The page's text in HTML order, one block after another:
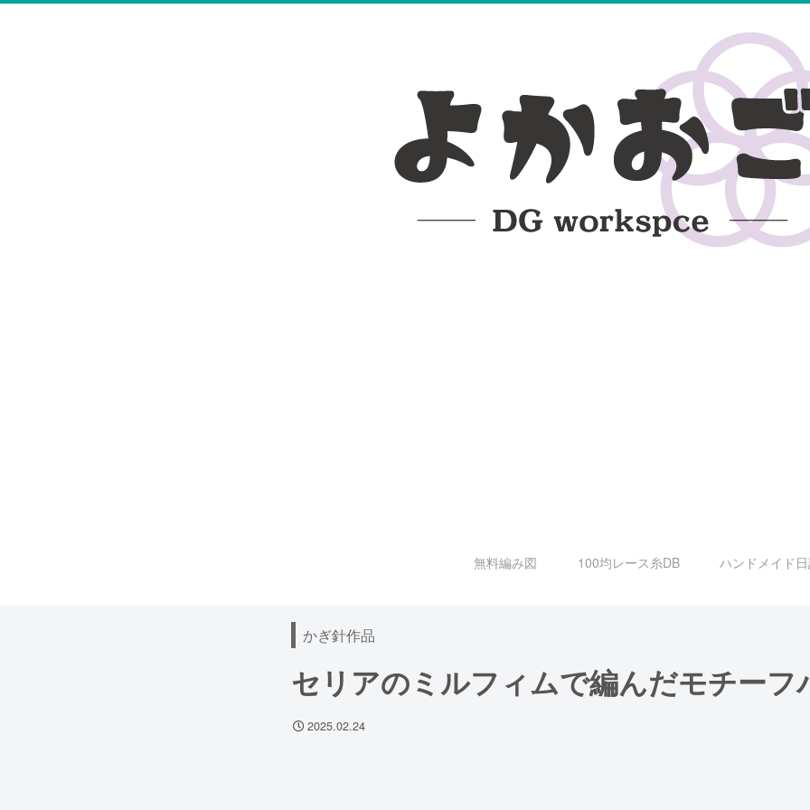
無料編み図 100均レース糸DB ハンドメイド
かぎ針作品
セリアのミルフィムで編んだモチーフ
2025.02.24